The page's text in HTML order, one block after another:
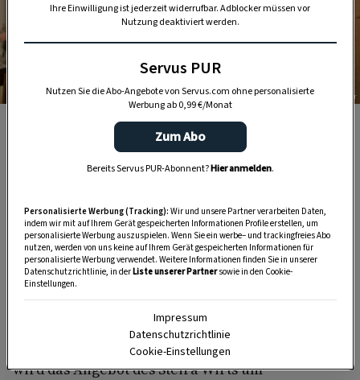
Foto: Lukas Kirchgasser
Engagierte Wirtsfamilie: Sonja und Richard Rauch
betreiben neben dem Steira Wirt auch eine feine
Greißlerei.
Aus der Fleischerei istmittlerweile ein
Feinkostgeschäftgeworden – mitkulinarischen
Schmankerln aus der Region und der Küche
von Richard Rauchin Form von Marmelade,
Likör, Kutteln, Brot oder Pasteten. Mit seinen
versucht Rauch außerdem, die
Leute wieder an den Herd zu bringen; demnächst
wird das Angebot des Steira Wirts um
Ihre Einwilligung ist jederzeit widerrufbar. Adblocker müssen vor
Nutzung deaktiviert werden.
Servus PUR
Nutzen Sie die Abo-Angebote von Servus.com ohne personalisierte
Werbung ab 0,99 €/Monat
Zum Abo
Bereits Servus PUR-Abonnent?Hier anmelden.
Personalisierte Werbung (Tracking): Wir und unsere Partner verarbeiten Daten,
indem wir mit auf Ihrem Gerät gespeicherten Informationen Profile erstellen, um
personalisierte Werbung auszuspielen. Wenn Sie ein werbe– und trackingfreies Abo
nutzen, werden von uns keine auf Ihrem Gerät gespeicherten Informationen für
personalisierte Werbung verwendet. Weitere Informationen finden Sie in unserer
Datenschutzrichtlinie, in derListe unserer Partnersowie in den Cookie-
Einstellungen.
Impressum
Datenschutzrichtlinie
Cookie-Einstellungen